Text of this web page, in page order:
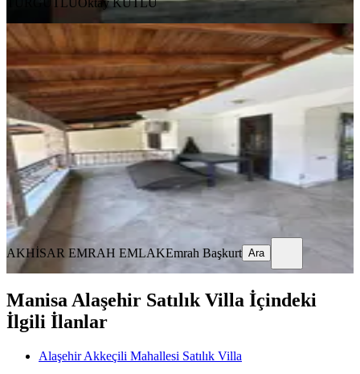
TURGUTLUOktay KUTLU
SİTE İÇİ
Emrah Emlaktan Medar Mah
Saklıkent Sitesinde Satılık Villa
Akhisar, Medar Mahallesi
5+1·220 m²·
10.000.000 ₺
AKHİSAR EMRAH EMLAKEmrah Başkurt
Ara
AKHİSAR EMRAH EMLAKEmrah Başkurt Ara
Manisa Alaşehir Satılık Villa İçindeki
İlgili İlanlar
Alaşehir Akkeçili Mahallesi Satılık Villa